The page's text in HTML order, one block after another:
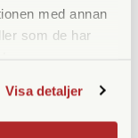
med annan
som de har
Visa detaljer
10x30 CL